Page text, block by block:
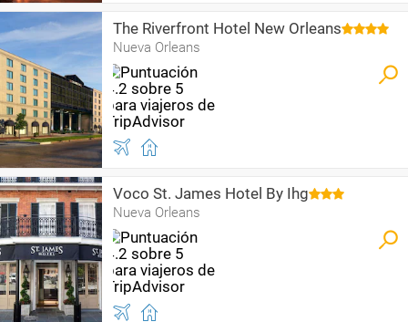
The Riverfront Hotel New Orleans
Nueva Orleans
Voco St. James Hotel By Ihg
Nueva Orleans